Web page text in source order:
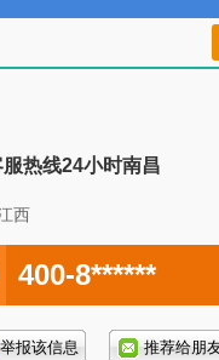
热线24小时南昌
西
电
400-8******